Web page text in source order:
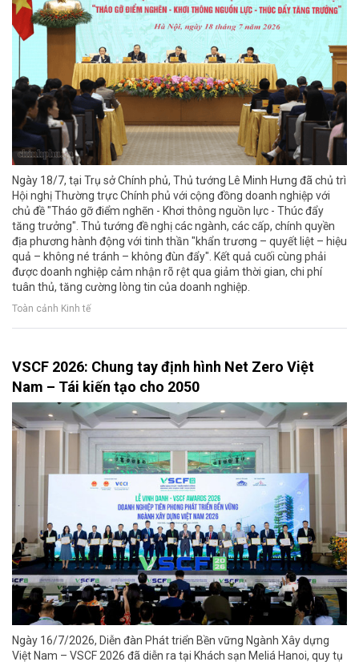
Ngày 18/7, tại Trụ sở Chính phủ, Thủ tướng Lê Minh Hưng đã chủ trì
Hội nghị Thường trực Chính phủ với cộng đồng doanh nghiệp với
chủ đề "Tháo gỡ điểm nghẽn - Khơi thông nguồn lực - Thúc đẩy
tăng trưởng". Thủ tướng đề nghị các ngành, các cấp, chính quyền
địa phương hành động với tinh thần "khẩn trương – quyết liệt – hiệu
quả – không né tránh – không đùn đẩy". Kết quả cuối cùng phải
được doanh nghiệp cảm nhận rõ rệt qua giảm thời gian, chi phí
tuân thủ, tăng cường lòng tin của doanh nghiệp.
Toàn cảnh Kinh tế
VSCF 2026: Chung tay định hình Net Zero Việt
Nam – Tái kiến tạo cho 2050
Ngày 16/7/2026, Diễn đàn Phát triển Bền vững Ngành Xây dựng
Việt Nam – VSCF 2026 đã diễn ra tại Khách sạn Meliá Hanoi, quy tụ